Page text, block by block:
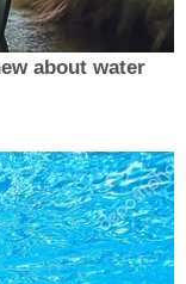
about water